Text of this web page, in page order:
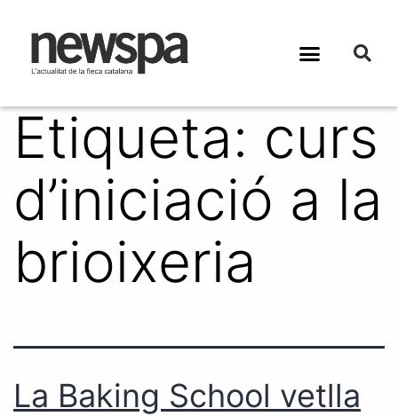
Etiqueta: curs
d’iniciació a la
brioixeria
La Baking School vetlla